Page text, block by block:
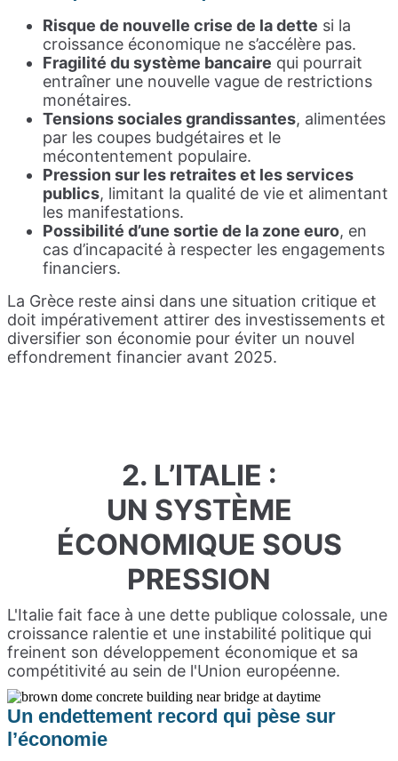
Risque de nouvelle crise de la dette si la
croissance économique ne s’accélère pas.
Fragilité du système bancaire qui pourrait
entraîner une nouvelle vague de restrictions
monétaires.
Tensions sociales grandissantes, alimentées
par les coupes budgétaires et le
mécontentement populaire.
Pression sur les retraites et les services
publics, limitant la qualité de vie et alimentant
les manifestations.
Possibilité d’une sortie de la zone euro, en
cas d’incapacité à respecter les engagements
financiers.
La Grèce reste ainsi dans une situation critique et
doit impérativement attirer des investissements et
diversifier son économie pour éviter un nouvel
effondrement financier avant 2025.
2. L’ITALIE :
UN SYSTÈME
ÉCONOMIQUE SOUS
PRESSION
L'Italie fait face à une dette publique colossale, une
croissance ralentie et une instabilité politique qui
freinent son développement économique et sa
compétitivité au sein de l'Union européenne.
Un endettement record qui pèse sur
l’économie